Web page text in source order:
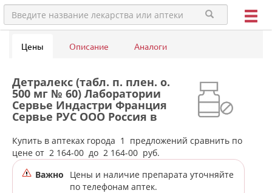
Цены Описание Аналоги
Детралекс (табл. п. плен. о.
500 мг № 60) Лаборатории
Сервье Индастри Франция
Сервье РУС ООО Россия в
аптеках города Нижней Туры
Купить в аптеках города 1
предложений сравнить по
цене от 2 164-00 до 2 164-00 руб.
Важно
Цены и наличие препарата уточняйте
по телефонам аптек.